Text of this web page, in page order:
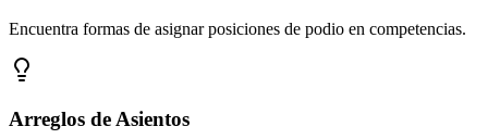
Encuentra formas de asignar posiciones de podio en competencias.
Arreglos de Asientos